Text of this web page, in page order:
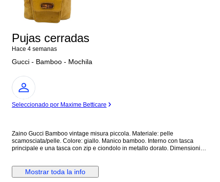
Pujas cerradas
Hace 4 semanas
Gucci - Bamboo - Mochila
Experto
Seleccionado por Maxime Betticare
Zaino Gucci Bamboo vintage misura piccola. Materiale: pelle
scamosciata/pelle. Colore: giallo. Manico bamboo. Interno con tasca
principale e una tasca con zip e ciondolo in metallo dorato. Dimensioni
per la conservazione soprattutto nelle parti in camoscio. Necessita
semplicemente di pulizia. Deformazione dei manici in pelle, leggeri segni.
Mostrar toda la info